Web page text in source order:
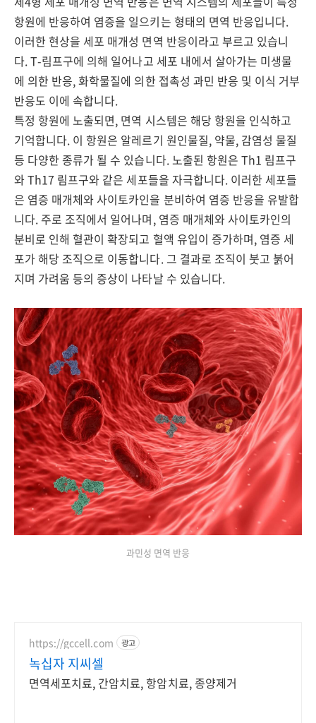
항원에 반응하여 염증을 일으키는 형태의 면역 반응입니다.
이러한 현상을 세포 매개성 면역 반응이라고 부르고 있습니
다. T-림프구에 의해 일어나고 세포 내에서 살아가는 미생물
에 의한 반응, 화학물질에 의한 접촉성 과민 반응 및 이식 거부
반응도 이에 속합니다.
특정 항원에 노출되면, 면역 시스템은 해당 항원을 인식하고
기억합니다. 이 항원은 알레르기 원인물질, 약물, 감염성 물질
등 다양한 종류가 될 수 있습니다. 노출된 항원은 Th1 림프구
와 Th17 림프구와 같은 세포들을 자극합니다. 이러한 세포들
은 염증 매개체와 사이토카인을 분비하여 염증 반응을 유발합
니다. 주로 조직에서 일어나며, 염증 매개체와 사이토카인의
분비로 인해 혈관이 확장되고 혈액 유입이 증가하며, 염증 세
포가 해당 조직으로 이동합니다. 그 결과로 조직이 붓고 붉어
지며 가려움 등의 증상이 나타날 수 있습니다.
과민성 면역 반응
https://gccell.com 광고
녹십자 지씨셀
면역세포치료, 간암치료, 항암치료, 종양제거